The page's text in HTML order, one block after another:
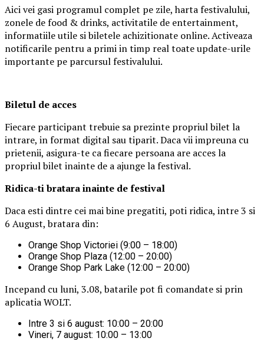
Aici vei gasi programul complet pe zile, harta festivalului,
zonele de food & drinks, activitatile de entertainment,
informatiile utile si biletele achizitionate online. Activeaza
notificarile pentru a primi in timp real toate update-urile
importante pe parcursul festivalului.
Biletul de acces
Fiecare participant trebuie sa prezinte propriul bilet la
intrare, in format digital sau tiparit. Daca vii impreuna cu
prietenii, asigura-te ca fiecare persoana are acces la
propriul bilet inainte de a ajunge la festival.
Ridica-ti bratarainainte de festival
Daca esti dintre cei mai bine pregatiti, poti ridica, intre 3 si
6 August, bratara din:
Orange Shop Victoriei (9:00 – 18:00)
Orange Shop Plaza (12:00 – 20:00)
Orange Shop Park Lake (12:00 – 20:00)
Incepand cu luni, 3.08, batarile pot fi comandate si prin
aplicatia WOLT.
Intre 3 si 6 august: 10:00 – 20:00
Vineri, 7 august: 10:00 – 13:00